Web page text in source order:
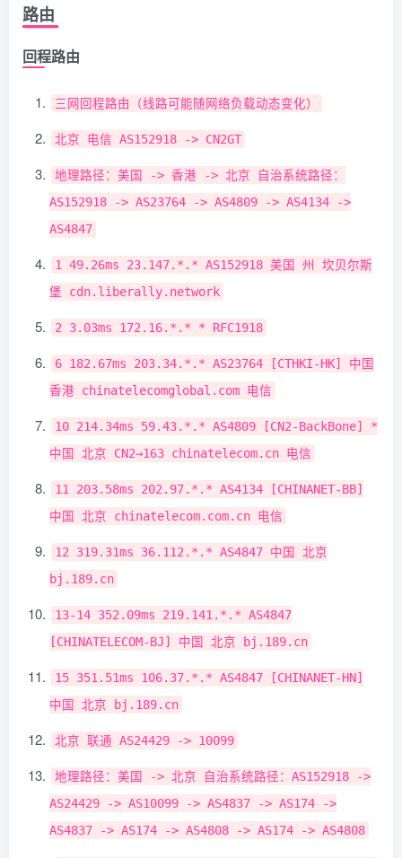
路由
回程路由
三网回程路由（线路可能随网络负载动态变化）
北京 电信 AS152918 -> CN2GT
地理路径：美国 -> 香港 -> 北京
自治系统路径：
AS152918
-> AS23764 -> AS4809 -> AS4134
->
AS4847
1 49.26ms 23.147.*.* AS152918 美国 州
坎贝尔斯
堡 cdn. liberally. network
2 3.03ms 172.16.*.* * RFC1918
6 182.67ms 203.34.*.* AS23764 [CTHKI-HK]
中国
香港 chinatelecomglobal . com 电信
10 214.34ms 59.43.*.* AS4809 [CN2-BackBone]
*
中国
北京 CN2→163 chinatelecom. cn 电信
11 203.58ms 202.97.*.* AS4134 [CHINANET-BB]
中国
北京 chinatelecom. com. cn 电信
12 319.31ms 36.112.*.* AS4847 中国
北京
bj . 189.cn
13-14 352.09ms 219.141.*.* AS4847
[CHINATELECOM-BJ] 中国 北京 bj . 189.cn
15 351.51ms 106.37.*.* AS4847 [CHINANET-HN]
中国
北京 bj . 189.cn
北京 联通 AS24429 -> 10099
地理路径：美国 -> 北京 自治系统路径： AS152918
->
AS24429
-> AS10099 -> AS4837 -> AS174
->
AS4837
-> AS174 -> AS4808 -> AS174 -> AS4808